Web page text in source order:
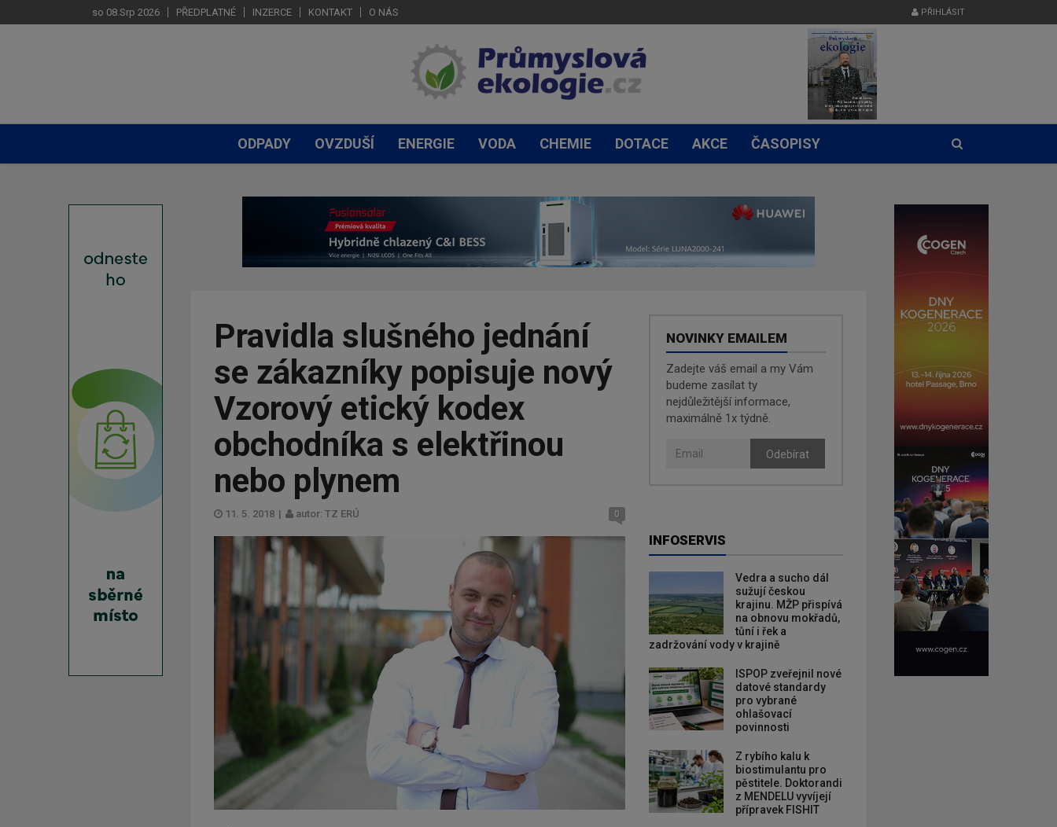
so 08.Srp 2026 PŘEDPLATNÉ INZERCE KONTAKT O NÁS PŘIHLÁSIT
ODPADY OVZDUŠÍ ENERGIE VODA CHEMIE DOTACE AKCE ČASOPISY
Pravidla slušného jednání
se zákazníky popisuje nový
Vzorový etický kodex
obchodníka s elektřinou
nebo plynem
11. 5. 2018 | autor: TZ ERÚ 0
NOVINKY EMAILEM
Zadejte váš email a my Vám
budeme zasílat ty
nejdůležitější informace,
maximálně 1x týdně.
Odebírat
INFOSERVIS
Vedra a sucho dál
sužují českou
krajinu. MŽP přispívá
na obnovu mokřadů,
tůní i řek a
zadržování vody v krajině
ISPOP zveřejnil nové
datové standardy
pro vybrané
ohlašovací
povinnosti
Z rybího kalu k
biostimulantu pro
pěstitele. Doktorandi
z MENDELU vyvíjejí
přípravek FISHIT